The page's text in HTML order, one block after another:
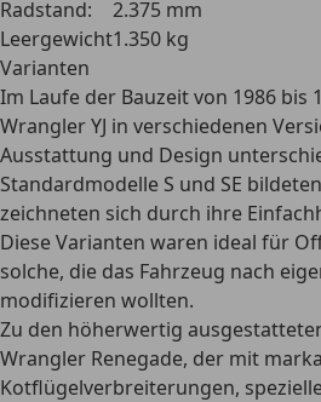
Radstand:
2.375 mm
Leergewicht1.350 kg
Varianten
Im Laufe der Bauzeit von 1986 bis
Wrangler YJ in verschiedenen
Ausstattung und Design
Standardmodelle S und SE
zeichneten sich durch ihre
Diese Varianten waren ideal für
solche, die das Fahrzeug nach
modifizieren wollten.
Zu den höherwertig
Wrangler Renegade, der mit
Kotflügelverbreiterungen,